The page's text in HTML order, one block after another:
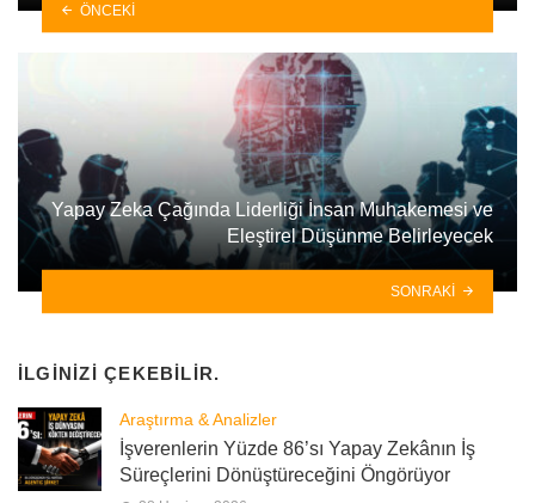
ÖNCEKI
Yapay Zeka Çağında Liderliği İnsan Muhakemesi ve
Eleştirel Düşünme Belirleyecek
SONRAKI
İLGINIZI ÇEKEBILIR.
Araştırma & Analizler
İşverenlerin Yüzde 86’sı Yapay Zekânın İş
Süreçlerini Dönüştüreceğini Öngörüyor